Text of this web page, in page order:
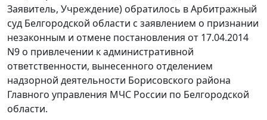
Заявитель, Учреждение) обратилось в Арбитражный
суд Белгородской области с заявлением о признании
незаконным и отмене постановления от 17.04.2014
N9 о привлечении к административной
ответственности, вынесенного отделением
надзорной деятельности Борисовского района
Главного управления МЧС России по Белгородской
области.